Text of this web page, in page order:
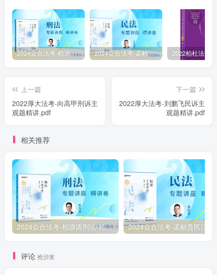
2024众合法考-柏浪涛刑法-精讲卷pdf电子版（附视频1-76全） 2024众合法考-孟献贵民法-精讲卷.pdf
上一篇
2022厚大法考-向高甲刑诉主
观题精讲.pdf
下一篇
2022厚大法考-刘鹏飞民诉主
观题精讲.pdf
相关推荐
2024众合法考-柏浪涛刑法-精讲卷pdf电子版（附视频1-76全）
评论 抢沙发